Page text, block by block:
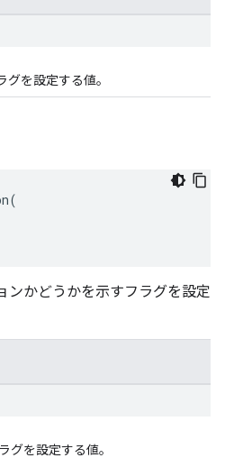
グを設定する値。
ンかどうかを示すフラグを設定
グを設定する値。